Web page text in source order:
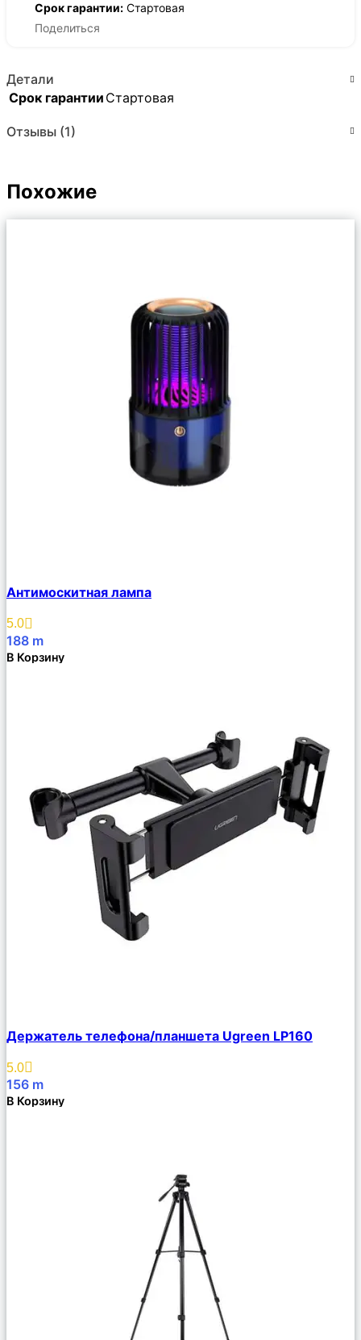
Срок гарантии: Стартовая
Поделиться
Детали
Срок гарантии Стартовая
Отзывы (1)
Похожие
Описание
Избранное
Антимоскитная лампа
5.0
188 m
В Корзину
Описание
Избранное
Держатель телефона/планшета Ugreen LP160
5.0
156 m
В Корзину